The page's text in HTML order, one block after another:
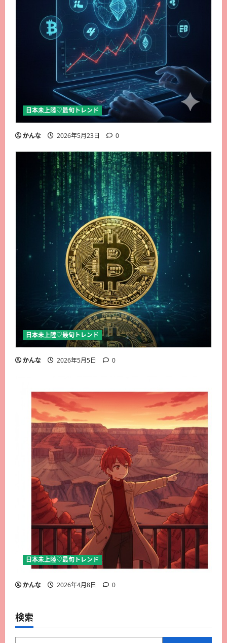
日本未上陸♡最旬トレンド
かんな 2026年5月23日 0
日本未上陸♡最旬トレンド
かんな 2026年5月5日 0
日本未上陸♡最旬トレンド
かんな 2026年4月8日 0
検索